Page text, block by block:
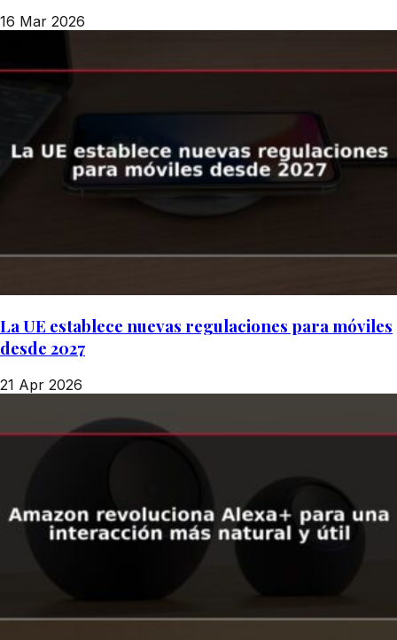
16 Mar 2026
La UE establece nuevas regulaciones para móviles
desde 2027
21 Apr 2026